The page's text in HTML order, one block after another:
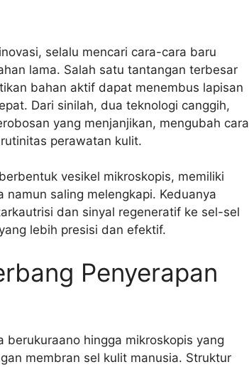
selalu mencari cara-cara baru
lama. Salah satu tantangan terbesar
bahan aktif dapat menembus lapisan
Dari sinilah, dua teknologi canggih,
yang menjanjikan, mengubah cara
perawatan kulit.
vesikel mikroskopis, memiliki
saling melengkapi. Keduanya
dan sinyal regeneratif ke sel-sel
lebih presisi dan efektif.
Penyerapan
hingga mikroskopis yang
membran sel kulit manusia. Struktur